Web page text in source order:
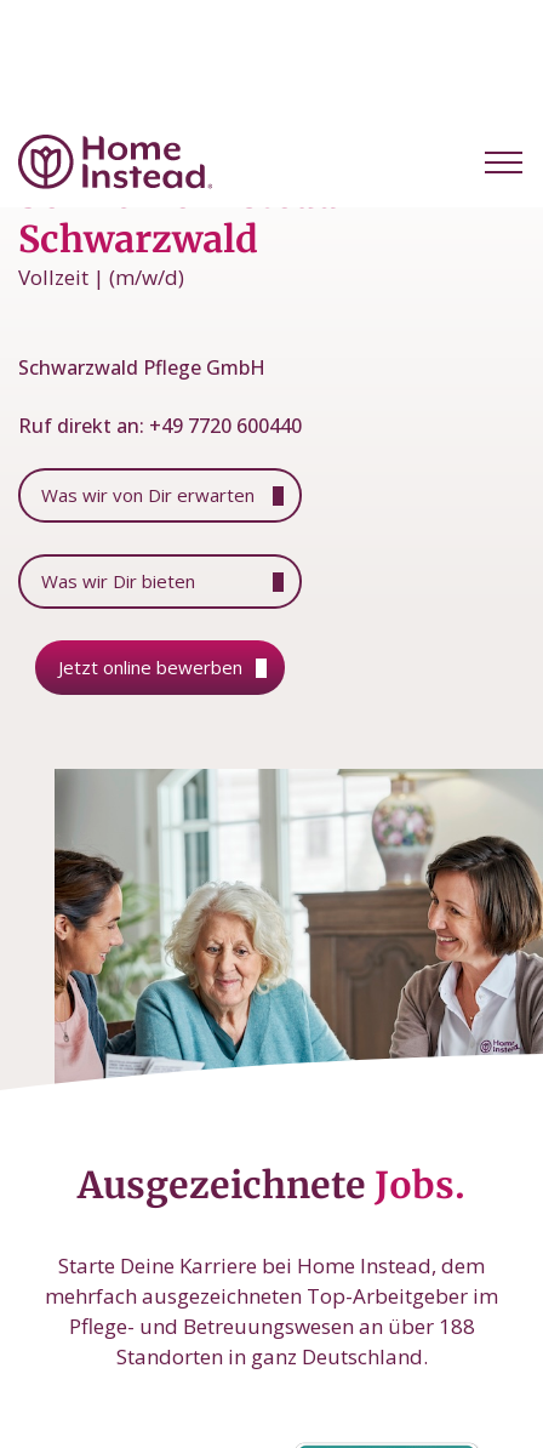
Werde Serviceberater
bei Home Instead
Schwarzwald
Vollzeit | (m/w/d)
Schwarzwald Pflege GmbH
Ruf direkt an: +49 7720 600440
Was wir von Dir erwarten
Was wir Dir bieten
Jetzt online bewerben
Ausgezeichnete Jobs.
Starte Deine Karriere bei Home Instead, dem
mehrfach ausgezeichneten Top-Arbeitgeber im
Pflege- und Betreuungswesen an über 188
Standorten in ganz Deutschland.